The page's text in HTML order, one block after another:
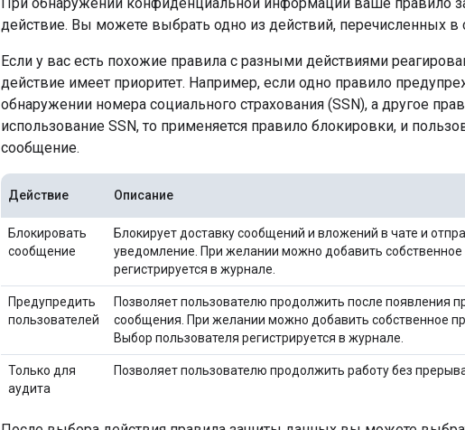
действие. Вы можете выбрать одно из действий, перечисленных
Если у вас есть похожие правила с разными действиями
действие имеет приоритет. Например, если одно правило
обнаружении номера социального страхования (SSN), а другое
использование SSN, то применяется правило блокировки, и
сообщение.
Действие Описание
Блокировать
сообщение
Блокирует доставку сообщений и вложений в чате и
уведомление. При желании можно добавить
регистрируется в журнале.
Предупредить
пользователей
Позволяет пользователю продолжить после появления
сообщения. При желании можно добавить собственное
Выбор пользователя регистрируется в журнале.
Только для
аудита
Позволяет пользователю продолжить работу без